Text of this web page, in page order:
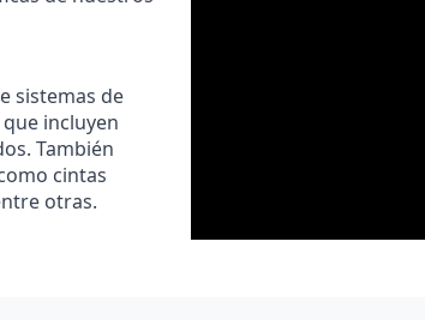
sistemas de
incluyen
También
cintas
otras.